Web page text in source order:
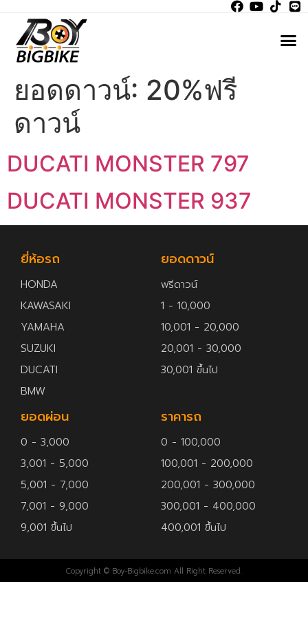
ยอดดาวน์: 20%ฟรี
ดาวน์
DUCATI MONSTER 797
DUCATI MONSTER 937
ยี่ห้อรถ
HONDA
KAWASAKI
YAMAHA
SUZUKI
DUCATI
BMW
ยอดดาวน์
ฟรีดาวน์
1 - 10,000
10,001 - 20,000
20,001 - 30,000
30,001 ขึ้นไป
ยอดผ่อน
0 - 3,000
3,001 - 5,000
5,001 - 7,000
7,001 - 9,000
9,001 ขึ้นไป
ราคารถ
0 - 100,000
100,001 - 200,000
200,001 - 300,000
300,001 - 400,000
400,001 ขึ้นไป
Copyright © Boy-Bigbike.com All Right Reserved.